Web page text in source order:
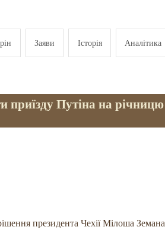
Заяви Історія Аналітика
приїзду Путіна на річницю
президента Чехії Мілоша Земана